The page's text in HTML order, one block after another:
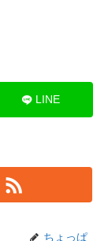
LINE
ちょっぱ